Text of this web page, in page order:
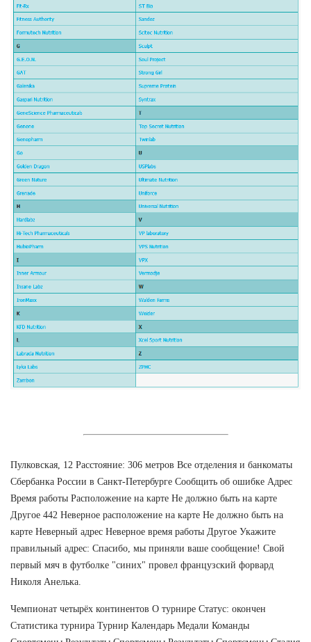
Пулковская, 12 Расстояние: 306 метров Все отделения и банкоматы
Сбербанка России в Санкт-Петербурге Сообщить об ошибке Адрес
Время работы Расположение на карте Не должно быть на карте
Другое 442 Неверное расположение на карте Не должно быть на
карте Неверный адрес Неверное время работы Другое Укажите
правильный адрес: Спасибо, мы приняли ваше сообщение! Свой
первый мяч в футболке "синих" провел французский форвард
Николя Анелька.
Чемпионат четырёх континентов О турнире Статус: окончен
Статистика турнира Турнир Календарь Медали Команды